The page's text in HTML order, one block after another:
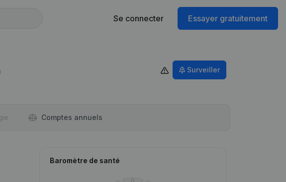
Se connecter Essayer gratuitement
Surveiller
Comptes annuels
Baromètre de santé